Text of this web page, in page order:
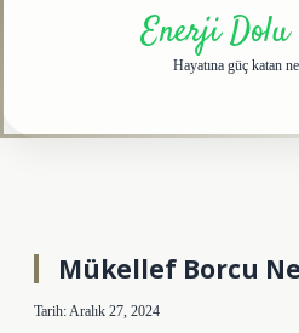
Enerji
Hayatına güç katan
Mükellef Borcu
Tarih: Aralık 27, 2024